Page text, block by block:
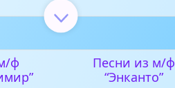
ф
Песни из м/ф
“Энканто”